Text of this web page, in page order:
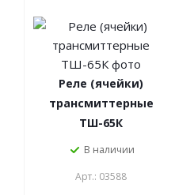
Реле (ячейки)
трансмиттерные
ТШ-65К
В наличии
Арт.: 03588